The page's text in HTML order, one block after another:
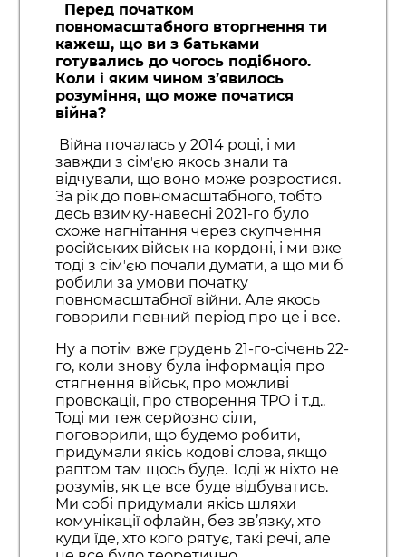
Перед початком
повномасштабного вторгнення ти
кажеш, що ви з батьками
готувались до чогось подібного.
Коли і яким чином з’явилось
розуміння, що може початися
війна?
Війна почалась у 2014 році, і ми
завжди з сімʼєю якось знали та
відчували, що воно може розростися.
За рік до повномасштабного, тобто
десь взимку-навесні 2021-го було
схоже нагнітання через скупчення
російських військ на кордоні, і ми вже
тоді з сімʼєю почали думати, а що ми б
робили за умови початку
повномасштабної війни. Але якось
говорили певний період про це і все.
Ну а потім вже грудень 21-го-січень 22-
го, коли знову була інформація про
стягнення військ, про можливі
провокації, про створення ТРО і т.д..
Тоді ми теж серйозно сіли,
поговорили, що будемо робити,
придумали якісь кодові слова, якщо
раптом там щось буде. Тоді ж ніхто не
розумів, як це все буде відбуватись.
Ми собі придумали якісь шляхи
комунікації офлайн, без зв’язку, хто
куди їде, хто кого рятує, такі речі, але